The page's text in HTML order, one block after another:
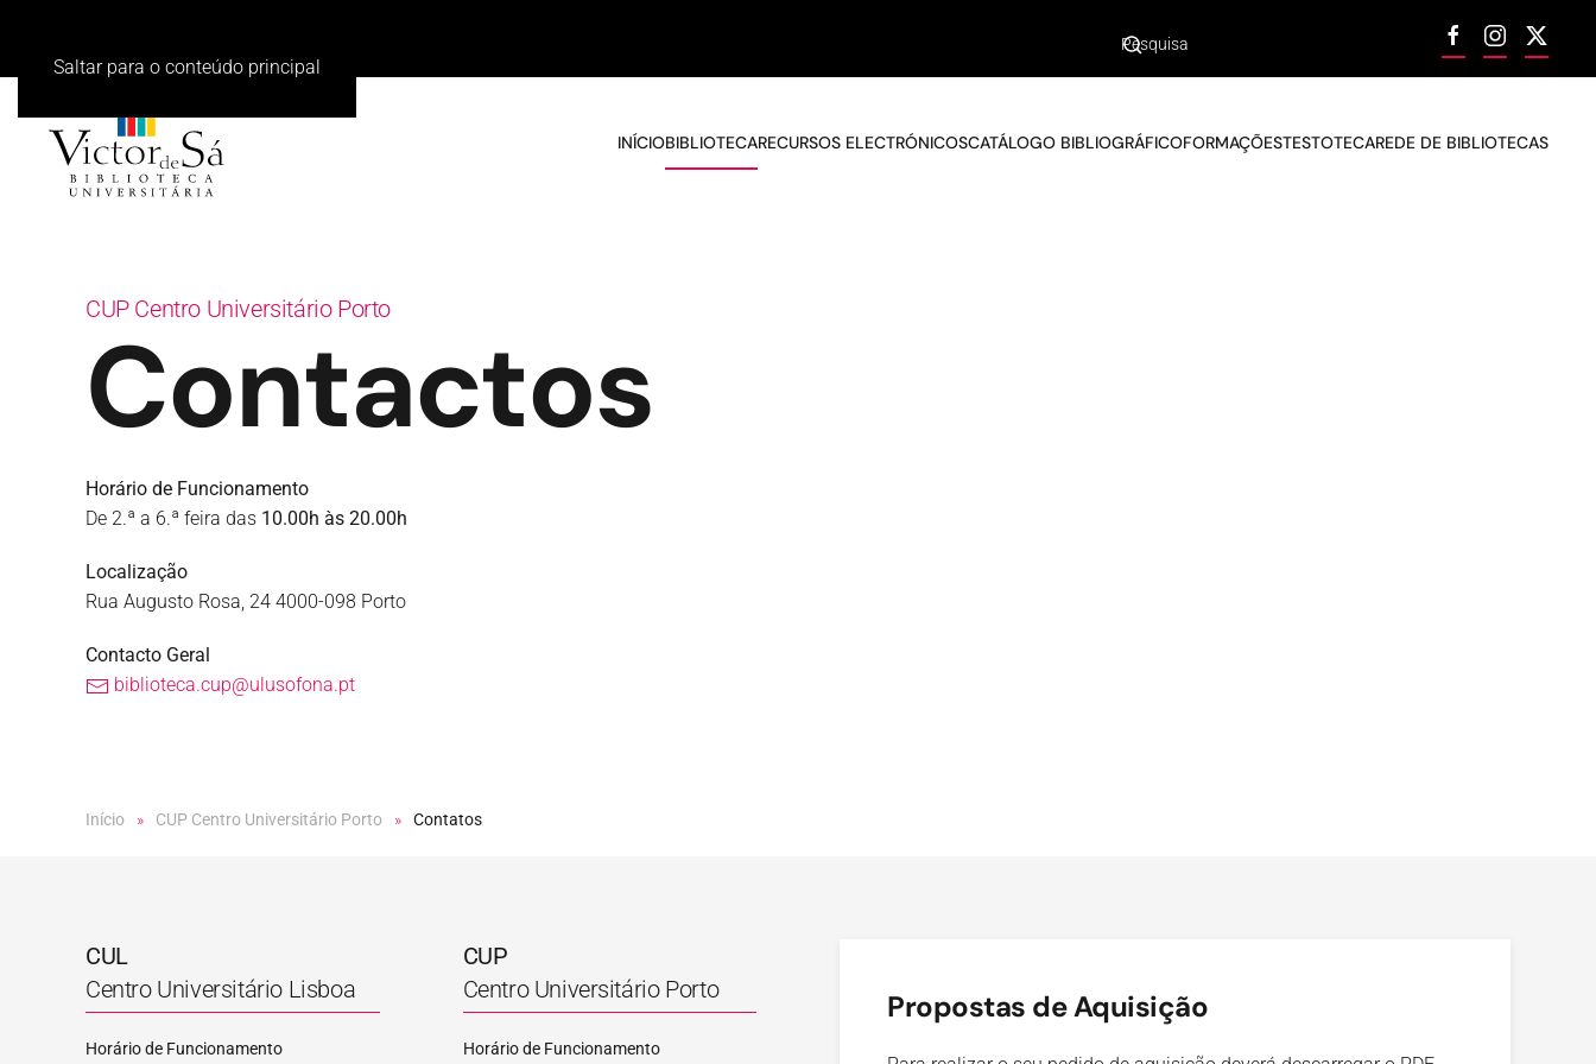
Saltar para o conteúdo principal
INÍCIOBIBLIOTECARECURSOS ELECTRÓNICOSCATÁLOGO BIBLIOGRÁFICOFORMAÇÕESTESTOTECAREDE DE BIBLIOTECAS
CUP Centro Universitário Porto
Contactos
Horário de Funcionamento
De 2.ª a 6.ª feira das 10.00h às 20.00h
Localização
Rua Augusto Rosa, 24 4000-098 Porto
Contacto Geral
biblioteca.cup@ulusofona.pt
Início CUP Centro Universitário Porto Contatos
CUL
Centro Universitário Lisboa
Horário de Funcionamento
CUP
Centro Universitário Porto
Horário de Funcionamento
Propostas de Aquisição